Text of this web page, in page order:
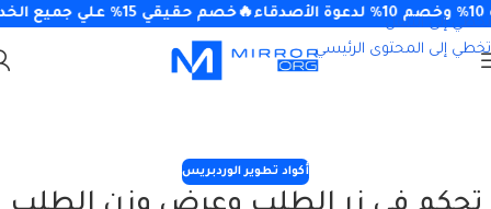
تخطي إلى التنقل
تخطي إلى المحتوى الرئيسي
🔥خصم حقيقي 15% علي جميع الخدمات 15OFF الأصدقاء
أكواد تطوير الوردبريس